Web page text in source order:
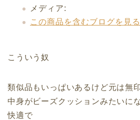
メディア:
この商品を含むブログを見る
こういう奴
類似品もいっぱいあるけど元は無
中身がビーズクッションみたいに
快適で